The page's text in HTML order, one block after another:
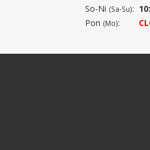
So-Ni (Sa-Su):
Pon (Mo):